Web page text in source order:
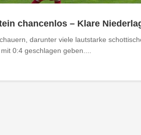
chancenlos – Klare
darunter viele lautstarke
0:4 geschlagen geben....